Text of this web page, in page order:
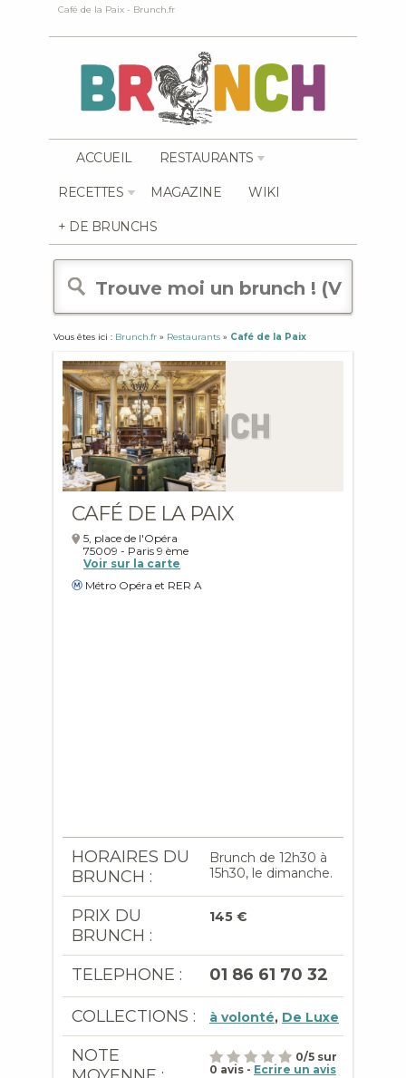
Café de la Paix - Brunch.fr
ACCUEIL RESTAURANTS
RECETTES MAGAZINE WIKI
+ DE BRUNCHS
Vous êtes ici : Brunch.fr » Restaurants » Café de la Paix
CAFÉ DE LA PAIX
5, place de l'Opéra
75009 - Paris 9 ème
Voir sur la carte
Métro Opéra et RER A
HORAIRES DU
BRUNCH :
Brunch de 12h30 à
15h30, le dimanche.
PRIX DU
BRUNCH :
145 €
TELEPHONE : 01 86 61 70 32
COLLECTIONS : à volonté, De Luxe
NOTE
0/5 sur
0 avis - Ecrire un avis